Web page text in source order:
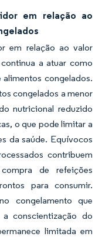
em relação ao
em relação ao valor
a atuar como
congelados.
congelados a menor
nutricional reduzido
o que pode limitar a
da saúde. Equívocos
contribuem
de refeições
para consumir.
congelamento que
conscientização do
limitada em